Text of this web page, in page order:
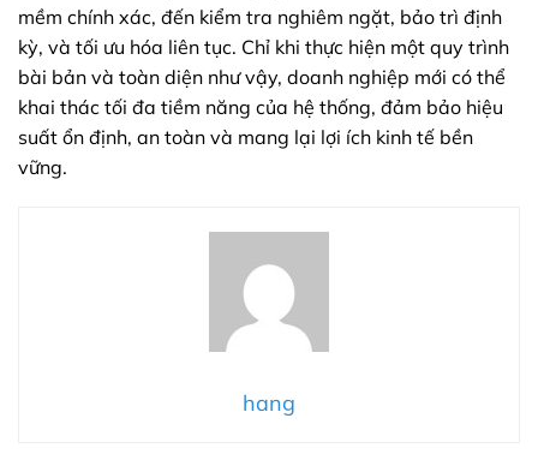
mềm chính xác, đến kiểm tra nghiêm ngặt, bảo trì định
kỳ, và tối ưu hóa liên tục. Chỉ khi thực hiện một quy trình
bài bản và toàn diện như vậy, doanh nghiệp mới có thể
khai thác tối đa tiềm năng của hệ thống, đảm bảo hiệu
suất ổn định, an toàn và mang lại lợi ích kinh tế bền
vững.
hang